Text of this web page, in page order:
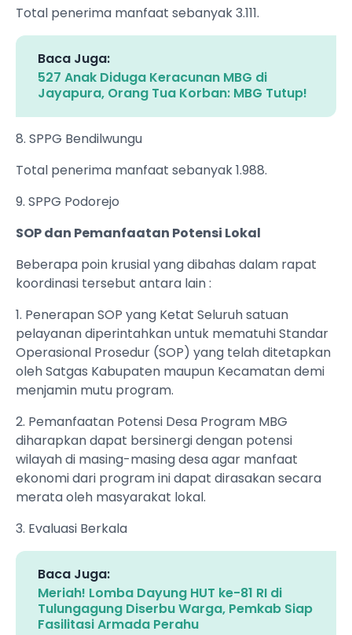
Total penerima manfaat sebanyak 3.111.
Baca Juga:
527 Anak Diduga Keracunan MBG di
Jayapura, Orang Tua Korban: MBG Tutup!
8. SPPG Bendilwungu
Total penerima manfaat sebanyak 1.988.
9. SPPG Podorejo
SOP dan Pemanfaatan Potensi Lokal
Beberapa poin krusial yang dibahas dalam rapat
koordinasi tersebut antara lain :
1. Penerapan SOP yang Ketat Seluruh satuan
pelayanan diperintahkan untuk mematuhi Standar
Operasional Prosedur (SOP) yang telah ditetapkan
oleh Satgas Kabupaten maupun Kecamatan demi
menjamin mutu program.
2. Pemanfaatan Potensi Desa Program MBG
diharapkan dapat bersinergi dengan potensi
wilayah di masing-masing desa agar manfaat
ekonomi dari program ini dapat dirasakan secara
merata oleh masyarakat lokal.
3. Evaluasi Berkala
Baca Juga:
Meriah! Lomba Dayung HUT ke-81 RI di
Tulungagung Diserbu Warga, Pemkab Siap
Fasilitasi Armada Perahu